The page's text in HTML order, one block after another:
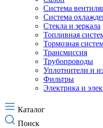
Система
Система
Стекла и зеркала
Топливная
Тормозная
Трансмиссия
Трубопроводы
Уплотнители и
Фильтры
Электрика и
Каталог
Поиск